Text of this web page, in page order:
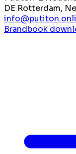
DE Rotterdam,
Brandbook